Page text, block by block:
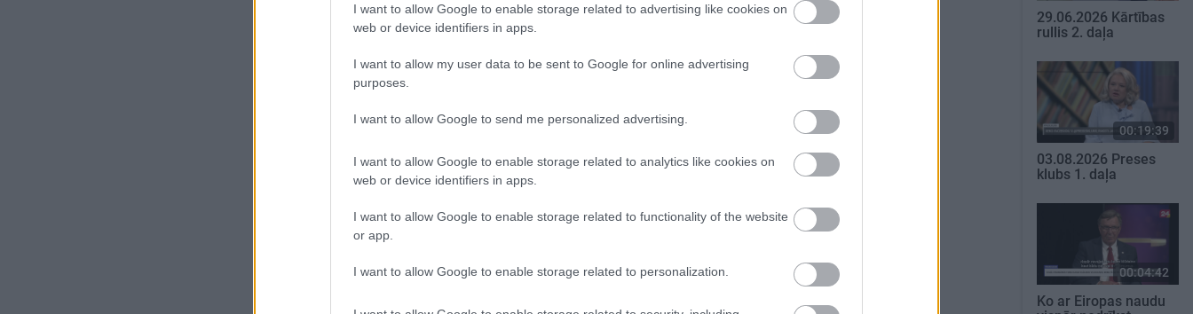
I want to allow Google to enable storage related to advertising like cookies on
web or device identifiers in apps.
I want to allow my user data to be sent to Google for online advertising
purposes.
I want to allow Google to send me personalized advertising.
I want to allow Google to enable storage related to analytics like cookies on
web or device identifiers in apps.
I want to allow Google to enable storage related to functionality of the website
or app.
I want to allow Google to enable storage related to personalization.
29.06.2026 Kārtības
rullis 2. daļa
00:19:39
03.08.2026 Preses
klubs 1. daļa
00:04:42
Ko ar Eiropas naudu